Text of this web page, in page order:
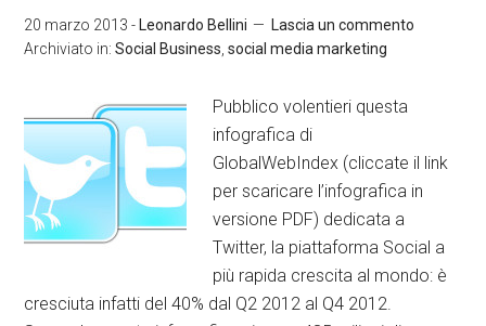
20 marzo 2013 - Leonardo Bellini
Lascia un commento
Archiviato in:Social Business ,social media marketing
Pubblico volentieri questa
infografica di
GlobalWebIndex (cliccate il link
per scaricare l’infografica in
versione PDF) dedicata a
Twitter, la piattaforma Social a
più rapida crescita al mondo: è
cresciuta infatti del 40% dal Q2 2012 al Q4 2012.